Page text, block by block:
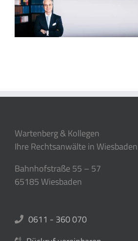
Wartenberg & Kollegen
Ihre Rechtsanwälte in Wiesbaden
Bahnhofstraße 55 – 57
65185 Wiesbaden
0611 - 360 070